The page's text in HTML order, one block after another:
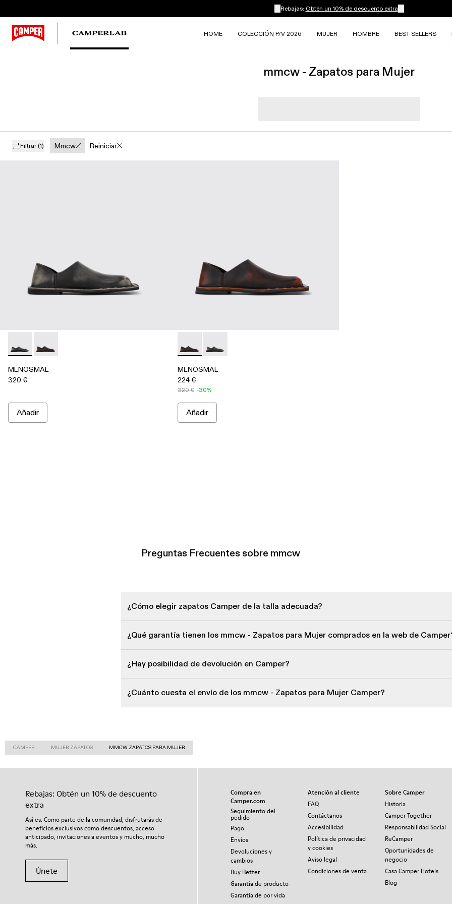
Rebajas: Obtén un 10% de descuento extra
HOME COLECCIÓN P/V 2026 MUJER HOMBRE BEST SELLERS
mmcw - Zapatos para Mujer
Filtrar (1) Mmcw Reiniciar
MENOSMAL - A500050-005 - Multicolor
MENOSMAL - A500050-006 - Multicolor
MENOSMAL
320 €
Añadir
MENOSMAL - A500050-006 - Multicolor
MENOSMAL - A500050-005 - Multicolor
MENOSMAL
224 €
320 € -30%
Añadir
Preguntas Frecuentes sobre mmcw
¿Cómo elegir zapatos Camper de la talla adecuada?
¿Qué garantía tienen los mmcw - Zapatos para Mujer comprados en la web de
¿Hay posibilidad de devolución en Camper?
¿Cuánto cuesta el envío de los mmcw - Zapatos para Mujer Camper?
CAMPER MUJER ZAPATOS MMCW ZAPATOS PARA MUJER
Rebajas: Obtén un 10% de descuento
extra
Así es. Como parte de la comunidad, disfrutarás de
beneficios exclusivos como descuentos, acceso
anticipado, invitaciones a eventos y mucho, mucho
más.
Únete
Compra en
Camper.com
Seguimiento del
pedido
Pago
Envíos
Devoluciones y
cambios
Buy Better
Garantía de producto
Garantía de por vida
Atención al cliente
FAQ
Contáctanos
Accesibilidad
Política de privacidad
y cookies
Aviso legal
Condiciones de venta
Sobre Camper
Historia
Camper Together
Responsabilidad Social
ReCamper
Oportunidades de
negocio
Casa Camper Hotels
Blog